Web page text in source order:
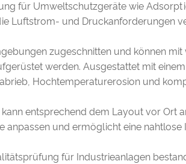
für Umweltschutzgeräte wie
Luftstrom- und Druckanforderungen
zugeschnitten und können
werden. Ausgestattet mit
Hochtemperaturerosion und
entsprechend dem Layout vor Ort
und ermöglicht eine
für Industrieanlagen